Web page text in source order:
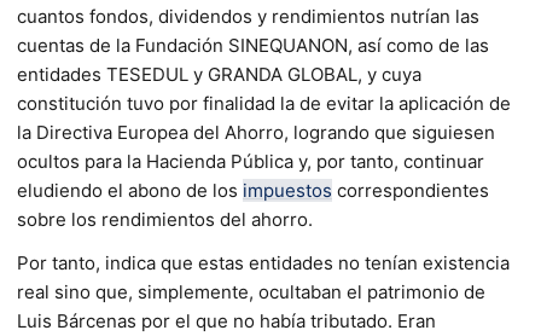
cuantos fondos, dividendos y rendimientos nutrían las
cuentas de la Fundación SINEQUANON, así como de las
entidades TESEDUL y GRANDA GLOBAL, y cuya
constitución tuvo por finalidad la de evitar la aplicación de
la Directiva Europea del Ahorro, logrando que siguiesen
ocultos para la Hacienda Pública y, por tanto, continuar
eludiendo el abono de los impuestos correspondientes
sobre los rendimientos del ahorro.
Por tanto, indica que estas entidades no tenían existencia
real sino que, simplemente, ocultaban el patrimonio de
Luis Bárcenas por el que no había tributado. Eran